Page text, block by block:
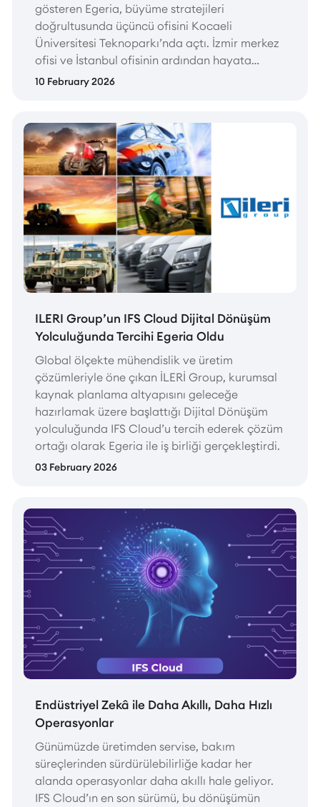
gösteren Egeria, büyüme stratejileri
doğrultusunda üçüncü ofisini Kocaeli
Üniversitesi Teknoparkı’nda açtı. İzmir merkez
ofisi ve İstanbul ofisinin ardından hayata
geçirilen teknopark ofisi, 2026 Ocak ayı
10 February 2026
ILERI Group’un IFS Cloud Dijital Dönüşüm
Yolculuğunda Tercihi Egeria Oldu
Global ölçekte mühendislik ve üretim
çözümleriyle öne çıkan İLERİ Group, kurumsal
kaynak planlama altyapısını geleceğe
hazırlamak üzere başlattığı Dijital Dönüşüm
yolculuğunda IFS Cloud’u tercih ederek çözüm
ortağı olarak Egeria ile iş birliği gerçekleştirdi.
03 February 2026
Endüstriyel Zekâ ile Daha Akıllı, Daha Hızlı
Operasyonlar
Günümüzde üretimden servise, bakım
süreçlerinden sürdürülebilirliğe kadar her
alanda operasyonlar daha akıllı hale geliyor.
IFS Cloud’ın en son sürümü, bu dönüşümün